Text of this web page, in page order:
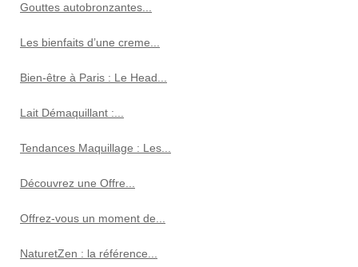
Gouttes autobronzantes...
Les bienfaits d’une creme...
Bien-être à Paris : Le Head...
Lait Démaquillant :...
Tendances Maquillage : Les...
Découvrez une Offre...
Offrez-vous un moment de...
NaturetZen : la référence...